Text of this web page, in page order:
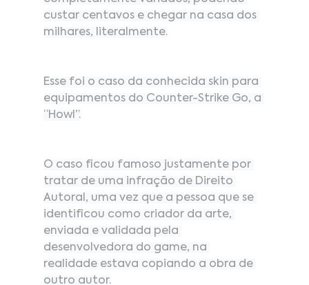
custar centavos e chegar na casa dos
milhares, literalmente.
Esse foi o caso da conhecida skin para
equipamentos do Counter-Strike Go, a
“Howl”.
O caso ficou famoso justamente por
tratar de uma infração de Direito
Autoral, uma vez que a pessoa que se
identificou como criador da arte,
enviada e validada pela
desenvolvedora do game, na
realidade estava copiando a obra de
outro autor.